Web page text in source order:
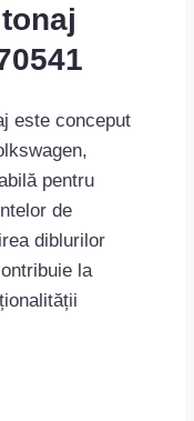
este conceput
pentru
de
diblurilor
la